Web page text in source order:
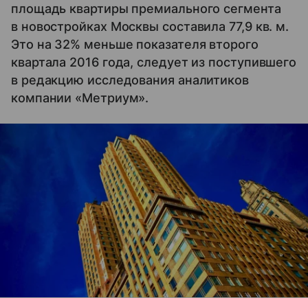
площадь квартиры премиального сегмента
в новостройках Москвы составила 77,9 кв. м.
Это на 32% меньше показателя второго
квартала 2016 года, следует из поступившего
в редакцию исследования аналитиков
компании «Метриум».